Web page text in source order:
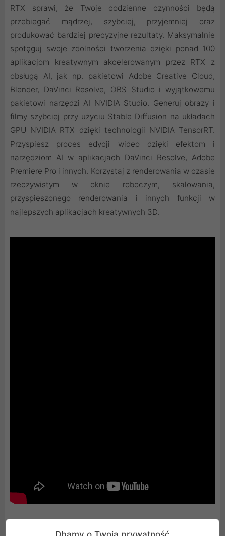
RTX sprawi, że Twoje codzienne czynności będą
przebiegać mądrzej, szybciej, przyjemniej oraz
produkować bardziej precyzyjne rezultaty. Maksymalnie
spotęguj swoje zdolności tworzenia dzięki ponad 100
aplikacjom kreatywnym akcelerowanym przez RTX z
obsługą AI, jak np. pakietowi Adobe Creative Cloud,
Blender, DaVinci Resolve, OBS Studio i wyjątkowemu
pakietowi narzędzi AI NVIDIA Studio. Generuj obrazy i
filmy szybciej przy użyciu Stable Diffusion na układach
GPU NVIDIA RTX dzięki technologii NVIDIA TensorRT.
Przyspiesz proces edycji wideo dzięki efektom i
narzędziom AI w aplikacjach DaVinci Resolve, Adobe
Premiere Pro i innych. Korzystaj z renderowania w czasie
rzeczywistym w oknie roboczym, skalowania,
przyspieszonego renderowania i innych funkcji w
najlepszych aplikacjach kreatywnych 3D.